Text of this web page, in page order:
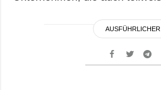
AUSFÜHRLICHER